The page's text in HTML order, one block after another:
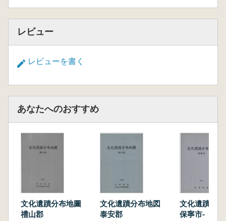
レビュー
レビューを書く
あなたへのおすすめ
文化遺蹟分布地圖
禮山郡
文化遺蹟分布地図
泰安郡
文化遺蹟分
保寧市-